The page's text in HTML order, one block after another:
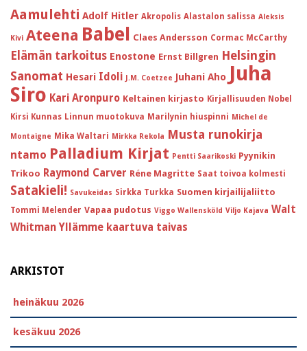
Aamulehti Adolf Hitler Akropolis Alastalon salissa Aleksis
Kivi Ateena Babel Claes Andersson Cormac McCarthy
Elämän tarkoitus Enostone Ernst Billgren Helsingin
Sanomat Hesari Idoli J.M. Coetzee Juhani Aho Juha
Siro Kari Aronpuro Keltainen kirjasto Kirjallisuuden Nobel
Kirsi Kunnas Linnun muotokuva Marilynin hiuspinni Michel de
Montaigne Mika Waltari Mirkka Rekola Musta runokirja
ntamo Palladium Kirjat Pentti Saarikoski Pyynikin
Trikoo Raymond Carver Réne Magritte Saat toivoa kolmesti
Satakieli! Savukeidas Sirkka Turkka Suomen kirjailijaliitto
Tommi Melender Vapaa pudotus Viggo Wallensköld Viljo Kajava Walt
Whitman Yllämme kaartuva taivas
ARKISTOT
heinäkuu 2026
kesäkuu 2026